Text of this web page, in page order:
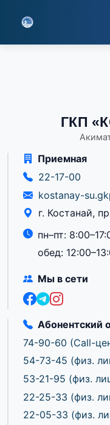
ГКП
Приемная
22-17-00
kostanay-
г. Костанай,
пн–пт:
обед:
Мы в сети
Абонентский
74-90-60 (Call-
54-73-45 (физ.
53-21-95 (физ.
22-25-33 (физ.
22-05-33 (физ.